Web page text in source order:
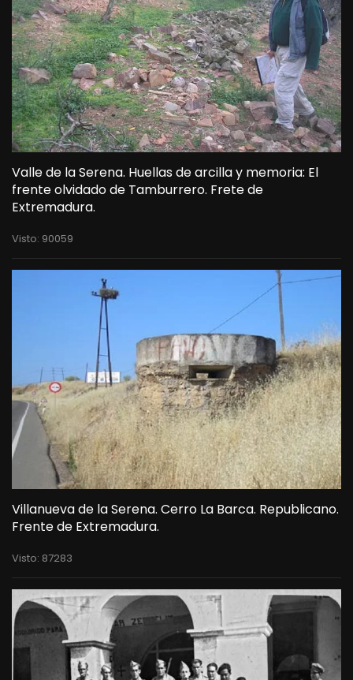
Valle de la Serena. Huellas de arcilla y memoria: El
frente olvidado de Tamburrero. Frete de
Extremadura.
Visto: 90059
Villanueva de la Serena. Cerro La Barca. Republicano.
Frente de Extremadura.
Visto: 87283